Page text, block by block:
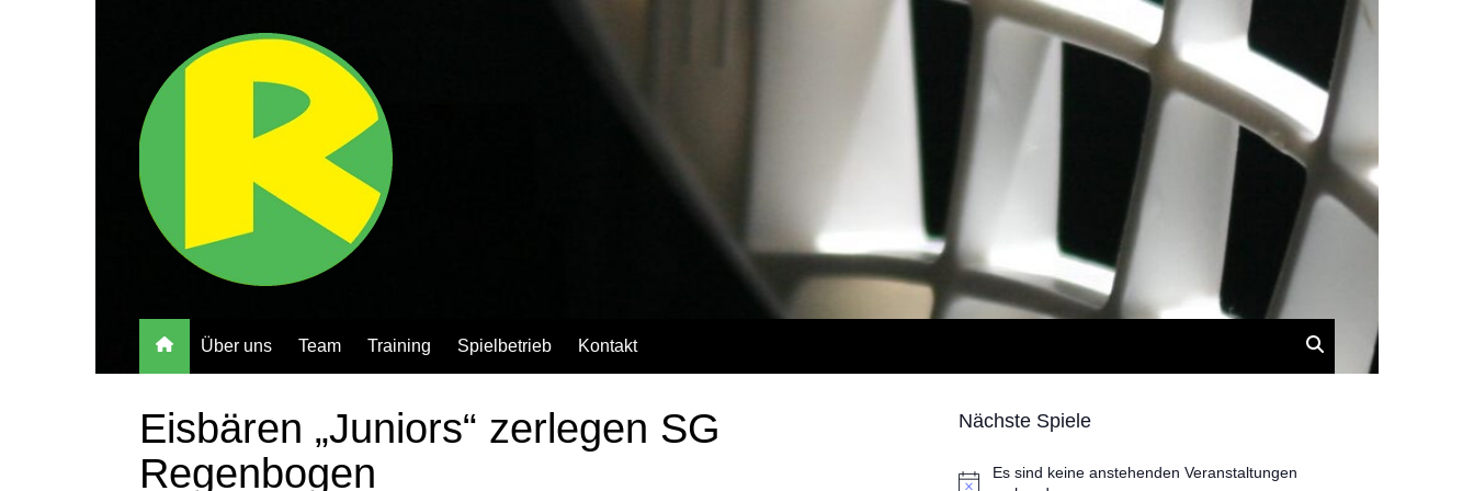
Über uns Team Training Spielbetrieb Kontakt
Eisbären „Juniors“ zerlegen SG
Regenbogen
Nächste Spiele
Es sind keine anstehenden Veranstaltungen